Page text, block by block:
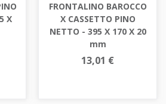
X
FRONTALINO BAROCCO
X CASSETTO PINO
NETTO - 395 X 170 X 20
mm
13,01 €